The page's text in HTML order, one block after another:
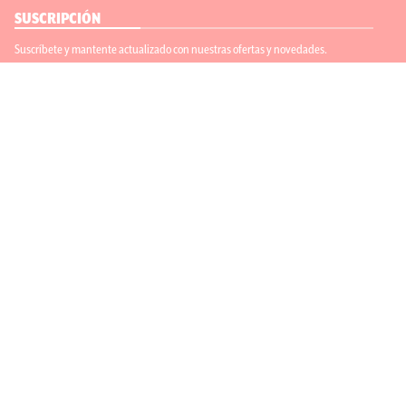
SUSCRIPCIÓN
Suscríbete y mantente actualizado con nuestras ofertas y novedades.